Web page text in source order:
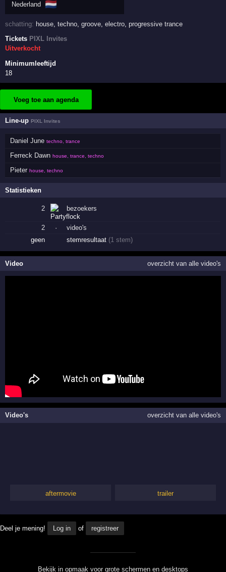
Nederland
🇳🇱
schatting: house,techno,groove,electro,progressive trance
Tickets PIXL Invites
Uitverkocht
Minimumleeftijd
18
Voeg toe aan agenda
Line-upPIXL Invites
Daniel June techno, trance
Ferreck Dawn house, trance, techno
Pieter house, techno
Statistieken
2 bezoekers
2 ·
video's
geen
stemresultaat (1 stem)
Video overzicht van alle video's
Video's overzicht van alle video's
aftermovie trailer
Deel je mening! Log in of registreer
Bekijk in opmaak voor grote schermen en desktops